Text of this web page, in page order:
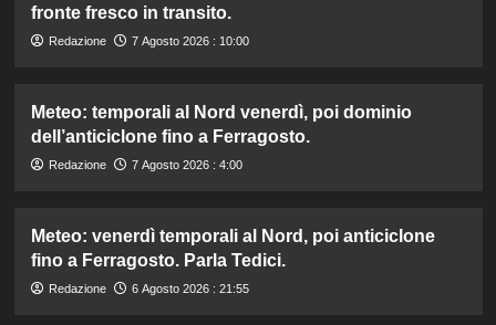
fronte fresco in transito.
Redazione 7 Agosto 2026 : 10:00
Meteo: temporali al Nord venerdì, poi dominio
dell’anticiclone fino a Ferragosto.
Redazione 7 Agosto 2026 : 4:00
Meteo: venerdì temporali al Nord, poi anticiclone
fino a Ferragosto. Parla Tedici.
Redazione 6 Agosto 2026 : 21:55